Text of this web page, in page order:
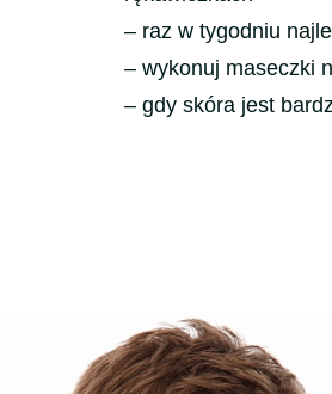
– raz w tygodniu
– wykonuj maseczki
– gdy skóra jest
Nawigacja